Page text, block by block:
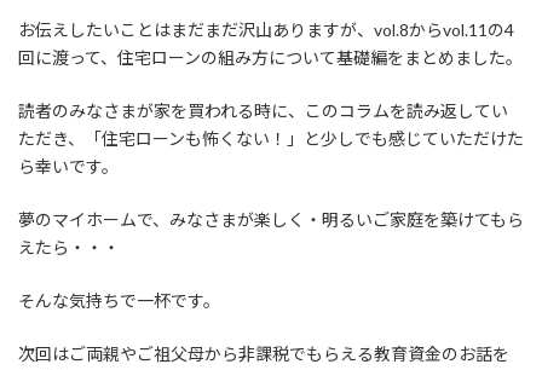
お伝えしたいことはまだまだ沢山ありますが、vol.8からvol.11の4
回に渡って、住宅ローンの組み方について基礎編をまとめました。
読者のみなさまが家を買われる時に、このコラムを読み返してい
ただき、「住宅ローンも怖くない！」と少しでも感じていただけた
ら幸いです。
夢のマイホームで、みなさまが楽しく・明るいご家庭を築けてもら
えたら・・・
そんな気持ちで一杯です。
次回はご両親やご祖父母から非課税でもらえる教育資金のお話を